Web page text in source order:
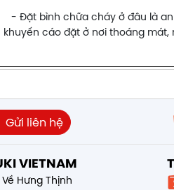
- Đặt bình chữa cháy ở đâu là
cáo đặt ở nơi thoáng mát,
VIETNAM
Hưng Thịnh